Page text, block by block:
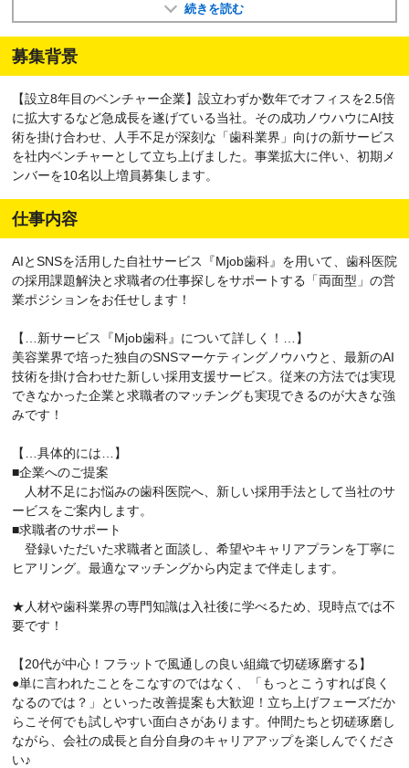
続きを読む
募集背景
【設立8年目のベンチャー企業】設立わずか数年でオフィスを2.5倍
に拡大するなど急成長を遂げている当社。その成功ノウハウにAI技
術を掛け合わせ、人手不足が深刻な「歯科業界」向けの新サービス
を社内ベンチャーとして立ち上げました。事業拡大に伴い、初期メ
ンバーを10名以上増員募集します。
仕事内容
AIとSNSを活用した自社サービス『Mjob歯科』を用いて、歯科医院
の採用課題解決と求職者の仕事探しをサポートする「両面型」の営
業ポジションをお任せします！
【…新サービス『Mjob歯科』について詳しく！…】
美容業界で培った独自のSNSマーケティングノウハウと、最新のAI
技術を掛け合わせた新しい採用支援サービス。従来の方法では実現
できなかった企業と求職者のマッチングも実現できるのが大きな強
みです！
【…具体的には…】
■企業へのご提案
人材不足にお悩みの歯科医院へ、新しい採用手法として当社のサ
ービスをご案内します。
■求職者のサポート
登録いただいた求職者と面談し、希望やキャリアプランを丁寧に
ヒアリング。最適なマッチングから内定まで伴走します。
★人材や歯科業界の専門知識は入社後に学べるため、現時点では不
要です！
【20代が中心！フラットで風通しの良い組織で切磋琢磨する】
●単に言われたことをこなすのではなく、「もっとこうすれば良く
なるのでは？」といった改善提案も大歓迎！立ち上げフェーズだか
らこそ何でも試しやすい面白さがあります。仲間たちと切磋琢磨し
ながら、会社の成長と自分自身のキャリアアップを楽しんでくださ
い♪